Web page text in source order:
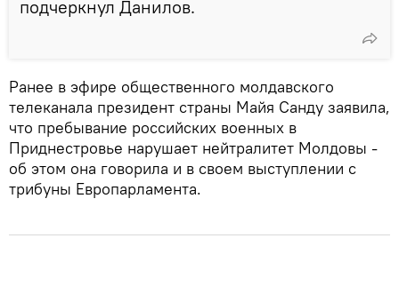
подчеркнул Данилов.
Ранее в эфире общественного молдавского
телеканала президент страны Майя Санду заявила,
что пребывание российских военных в
Приднестровье нарушает нейтралитет Молдовы -
об этом она говорила и в своем выступлении с
трибуны Европарламента.